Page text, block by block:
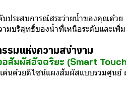
บประสบการณ์สระว่ายน้ำของคุณด้วย
มบริสุทธิ์ของน้ำที่เหนือระดับและเพิ่
รมแห่งความสง่างาม
สัมผัสอัจฉริยะ (Smart
นด้วยดีไซน์แผงสัมผัสแบบรวมศูนย์